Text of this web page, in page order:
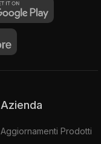
Azienda
Aggiornamenti Prodotti